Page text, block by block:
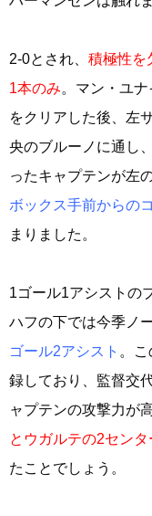
2-0とされ、 積極性を
1本のみ。マン・ユ
をクリアした後、左
央のブルーノに通し
ったキャプテンが左
ボックス手前からの
まりました。
1ゴール1アシストの
ハフの下では今季ノ
ゴール2アシスト 。
録しており、監督交
ャプテンの攻撃力が
とウガルテの2センタ
たことでしょう。